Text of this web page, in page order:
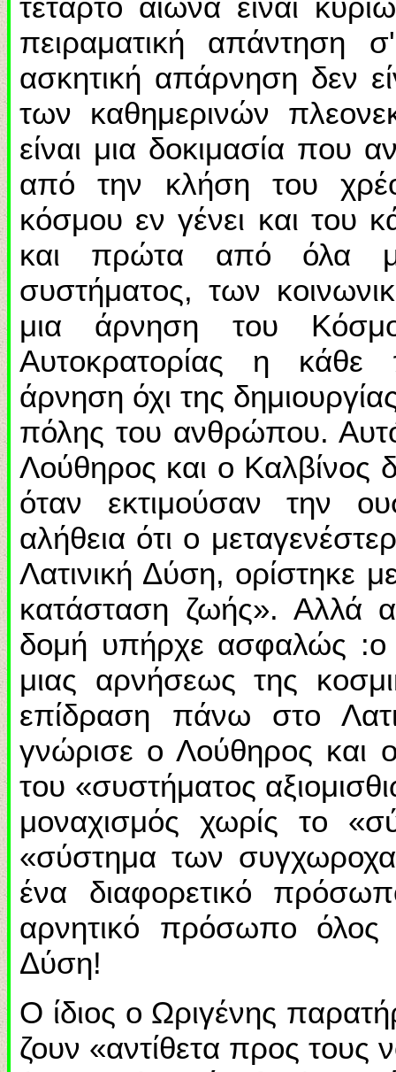
πειραματική απάντηση
ασκητική απάρνηση δεν
των καθημερινών
είναι μια δοκιμασία που
από την κλήση του
κόσμου εν γένει και του
και πρώτα από όλα
συστήματος, των
μια άρνηση του
Αυτοκρατορίας η κάθε
άρνηση όχι της
πόλης του ανθρώπου.
Λούθηρος και ο Καλβίνος
όταν εκτιμούσαν την
αλήθεια ότι ο
Λατινική Δύση, ορίστηκε
κατάσταση ζωής». Αλλά
δομή υπήρχε ασφαλώς :ο
μιας αρνήσεως της
επίδραση πάνω στο
γνώρισε ο Λούθηρος και
του «συστήματος
μοναχισμός χωρίς το
«σύστημα των
ένα διαφορετικό
αρνητικό πρόσωπο όλος
Δύση!
Ο ίδιος ο Ωριγένης
ζουν «αντίθετα προς τους